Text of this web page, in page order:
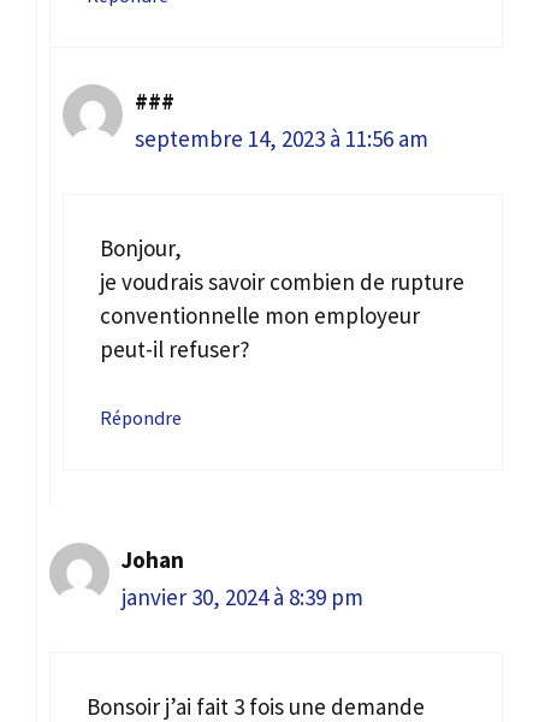
###
septembre 14, 2023 à 11:56 am
Bonjour,
je voudrais savoir combien de rupture
conventionnelle mon employeur
peut-il refuser?
Répondre
Johan
janvier 30, 2024 à 8:39 pm
Bonsoir j’ai fait 3 fois une demande